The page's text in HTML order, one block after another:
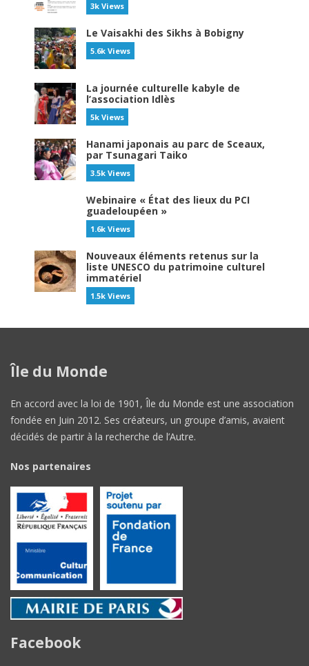
3k Views
Le Vaisakhi des Sikhs à Bobigny
5.6k Views
La journée culturelle kabyle de
l’association Idlès
5k Views
Hanami japonais au parc de Sceaux,
par Tsunagari Taiko
3.5k Views
Webinaire « État des lieux du PCI
guadeloupéen »
1.6k Views
Nouveaux éléments retenus sur la
liste UNESCO du patrimoine culturel
immatériel
1.5k Views
Île du Monde
En accord avec la loi de 1901, Île du Monde est une association
fondée en Juin 2012. Ses créateurs, un groupe d’amis, avaient
décidés de partir à la recherche de l’Autre.
Nos partenaires
Facebook